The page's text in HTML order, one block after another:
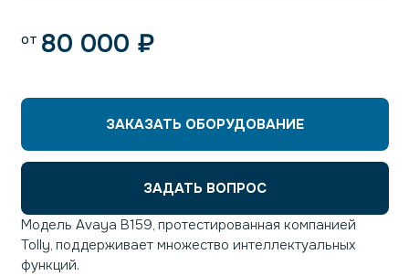
Модель Avaya B159, протестированная компанией
Tolly, поддерживает множество интеллектуальных
функций.
от 80 000 ₽
ЗАКАЗАТЬ ОБОРУДОВАНИЕ
ЗАДАТЬ ВОПРОС